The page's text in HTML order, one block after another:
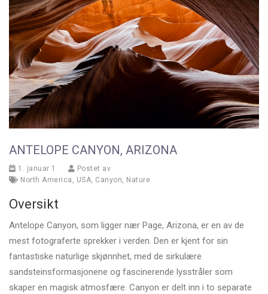
ANTELOPE CANYON, ARIZONA
1. januar 1
Postet av
North America , USA, Canyon, Nature
Oversikt
Antelope Canyon, som ligger nær Page, Arizona, er en av de
mest fotograferte sprekker i verden. Den er kjent for sin
fantastiske naturlige skjønnhet, med de sirkulære
sandsteinsformasjonene og fascinerende lysstråler som
skaper en magisk atmosfære. Canyon er delt inn i to separate